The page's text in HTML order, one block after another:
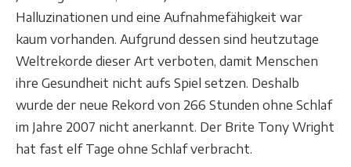
Halluzinationen und eine Aufnahmefähigkeit war
kaum vorhanden. Aufgrund dessen sind heutzutage
Weltrekorde dieser Art verboten, damit Menschen
ihre Gesundheit nicht aufs Spiel setzen. Deshalb
wurde der neue Rekord von 266 Stunden ohne Schlaf
im Jahre 2007 nicht anerkannt. Der Brite Tony Wright
hat fast elf Tage ohne Schlaf verbracht.